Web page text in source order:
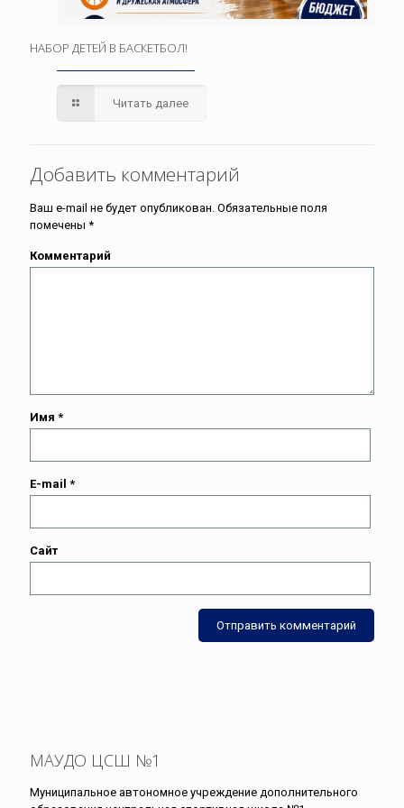
НАБОР ДЕТЕЙ В БАСКЕТБОЛ!
Читать далее
Добавить комментарий
Ваш e-mail не будет опубликован. Обязательные поля
помечены *
Комментарий
Имя *
E-mail *
Сайт
МАУДО ЦСШ №1
Муниципальное автономное учреждение дополнительного